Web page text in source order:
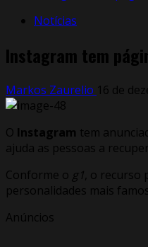
Notícias
Instagram tem
Markos Zaurelio 16 de
O Instagram tem
ajuda as pessoas a
Conforme o g1 , o
personalidades mais
Anúncios